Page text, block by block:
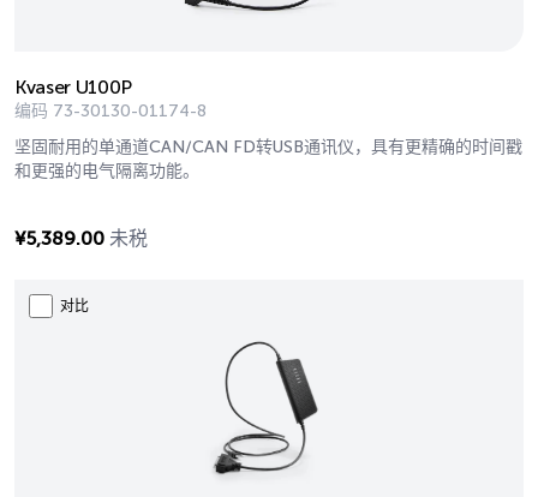
Kvaser U100P
编码 73-30130-01174-8
坚固耐用的单通道CAN/CAN FD转USB通讯仪，具有更精确的时间戳
和更强的电气隔离功能。
¥5,389.00 未税
对比